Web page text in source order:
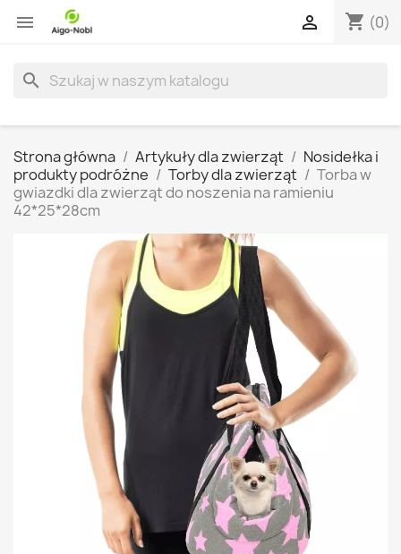
 shopping_cart (0)

search
Strona główna Artykuły dla zwierząt
Nosidełka i
produkty podróżne
Torby dla zwierząt
Torba w
gwiazdki dla zwierząt do noszenia na ramieniu
42*25*28cm